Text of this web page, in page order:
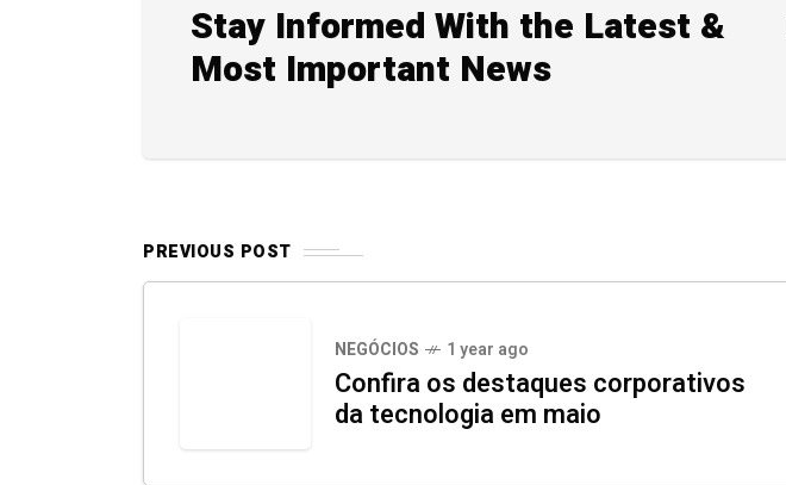
Stay Informed With the Latest &
Most Important News
PREVIOUS POST
NEGÓCIOS 1 year ago
Confira os destaques corporativos
da tecnologia em maio